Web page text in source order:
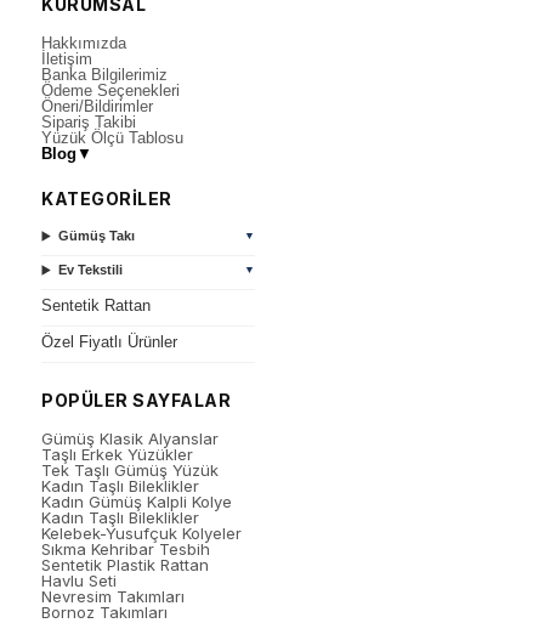
KURUMSAL
Hakkımızda
İletişim
Banka Bilgilerimiz
Ödeme Seçenekleri
Öneri/Bildirimler
Sipariş Takibi
Yüzük Ölçü Tablosu
Blog ▼
KATEGORİLER
Gümüş Takı ▼
Ev Tekstili ▼
Sentetik Rattan
Özel Fiyatlı Ürünler
POPÜLER SAYFALAR
Gümüş Klasik Alyanslar
Taşlı Erkek Yüzükler
Tek Taşlı Gümüş Yüzük
Kadın Taşlı Bileklikler
Kadın Gümüş Kalpli Kolye
Kadın Taşlı Bileklikler
Kelebek-Yusufçuk Kolyeler
Sıkma Kehribar Tesbih
Sentetik Plastik Rattan
Havlu Seti
Nevresim Takımları
Bornoz Takımları